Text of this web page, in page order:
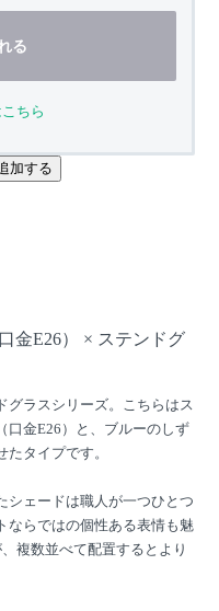
る
ちら
加する
金E26） × ステンドグ
グラスシリーズ。こちらはス
口金E26）と、ブルーのしず
タイプです。
シェードは職人が一つひとつ
ならではの個性ある表情も魅
複数並べて配置するとより